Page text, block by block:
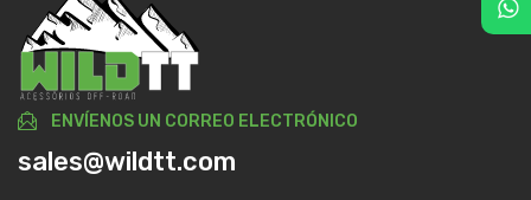
ENVÍENOS UN CORREO ELECTRÓNICO
sales@wildtt.com